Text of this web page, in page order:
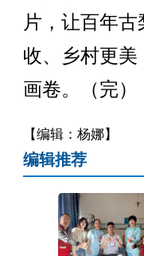
片，让百年
收、乡村更
画卷。（完）
【编辑：杨娜】
编辑推荐